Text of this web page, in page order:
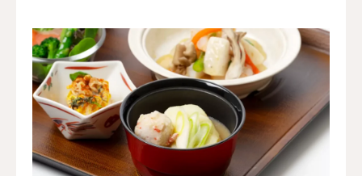
X Youtube
ホーム
お知らせ
ご利用案内